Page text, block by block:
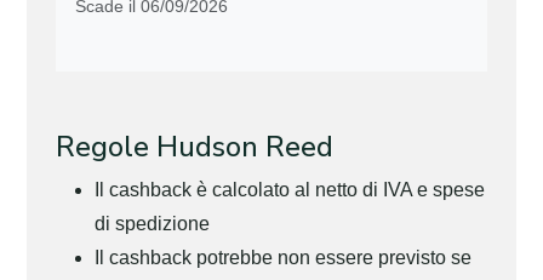
Scade il 06/09/2026
Regole Hudson Reed
Il cashback è calcolato al netto di IVA e spese
di spedizione
Il cashback potrebbe non essere previsto se